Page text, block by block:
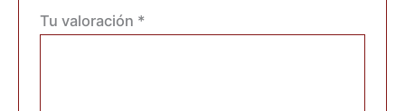
Tu valoración *